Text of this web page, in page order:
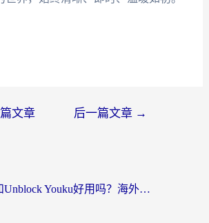
文章 后一篇文章 →
ChickCN和Unblock Youku好用吗？海外党亲测3款回国加速器，附iOS免费选择指南